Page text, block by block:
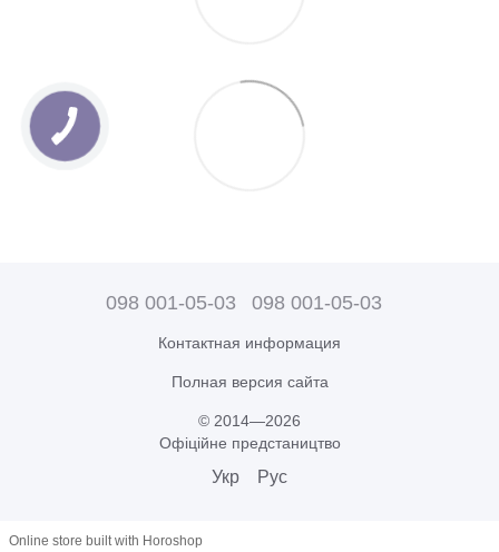
098 001-05-03 098 001-05-03
Контактная информация
Полная версия сайта
© 2014—2026
Офіційне предстаництво
Укр Рус
Online store built with Horoshop